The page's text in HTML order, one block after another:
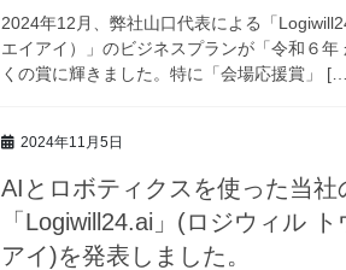
2024年12月、弊社山口代表による「
エイアイ）」のビジネスプランが「令和６
くの賞に輝きました。特に「会場応援賞」
2024年11月5日
AIとロボティクスを使った当社
「Logiwill24.ai」(ロジウィル
アイ)を発表しました。